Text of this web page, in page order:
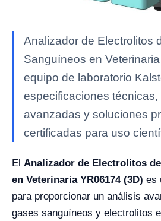
Analizador de Electrolitos
Sanguíneos en
equipo de laboratorio
especificaciones
avanzadas y soluciones
certificadas para uso
El Analizador de Electrolitos
en Veterinaria YR06174 (3D) es
para proporcionar un análisis
gases sanguíneos y electrolitos